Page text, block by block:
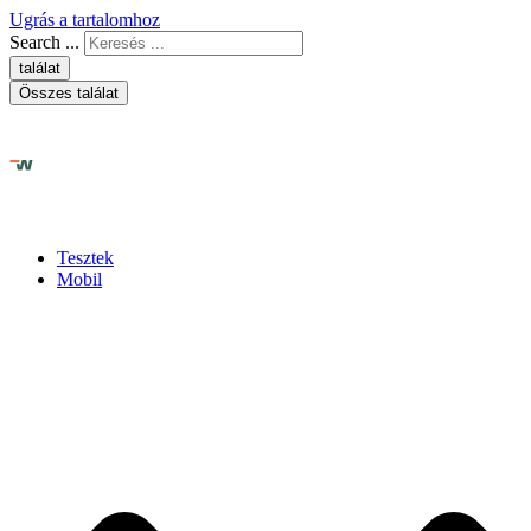
Ugrás a tartalomhoz
Search ...
találat
Összes találat
Tesztek
Mobil